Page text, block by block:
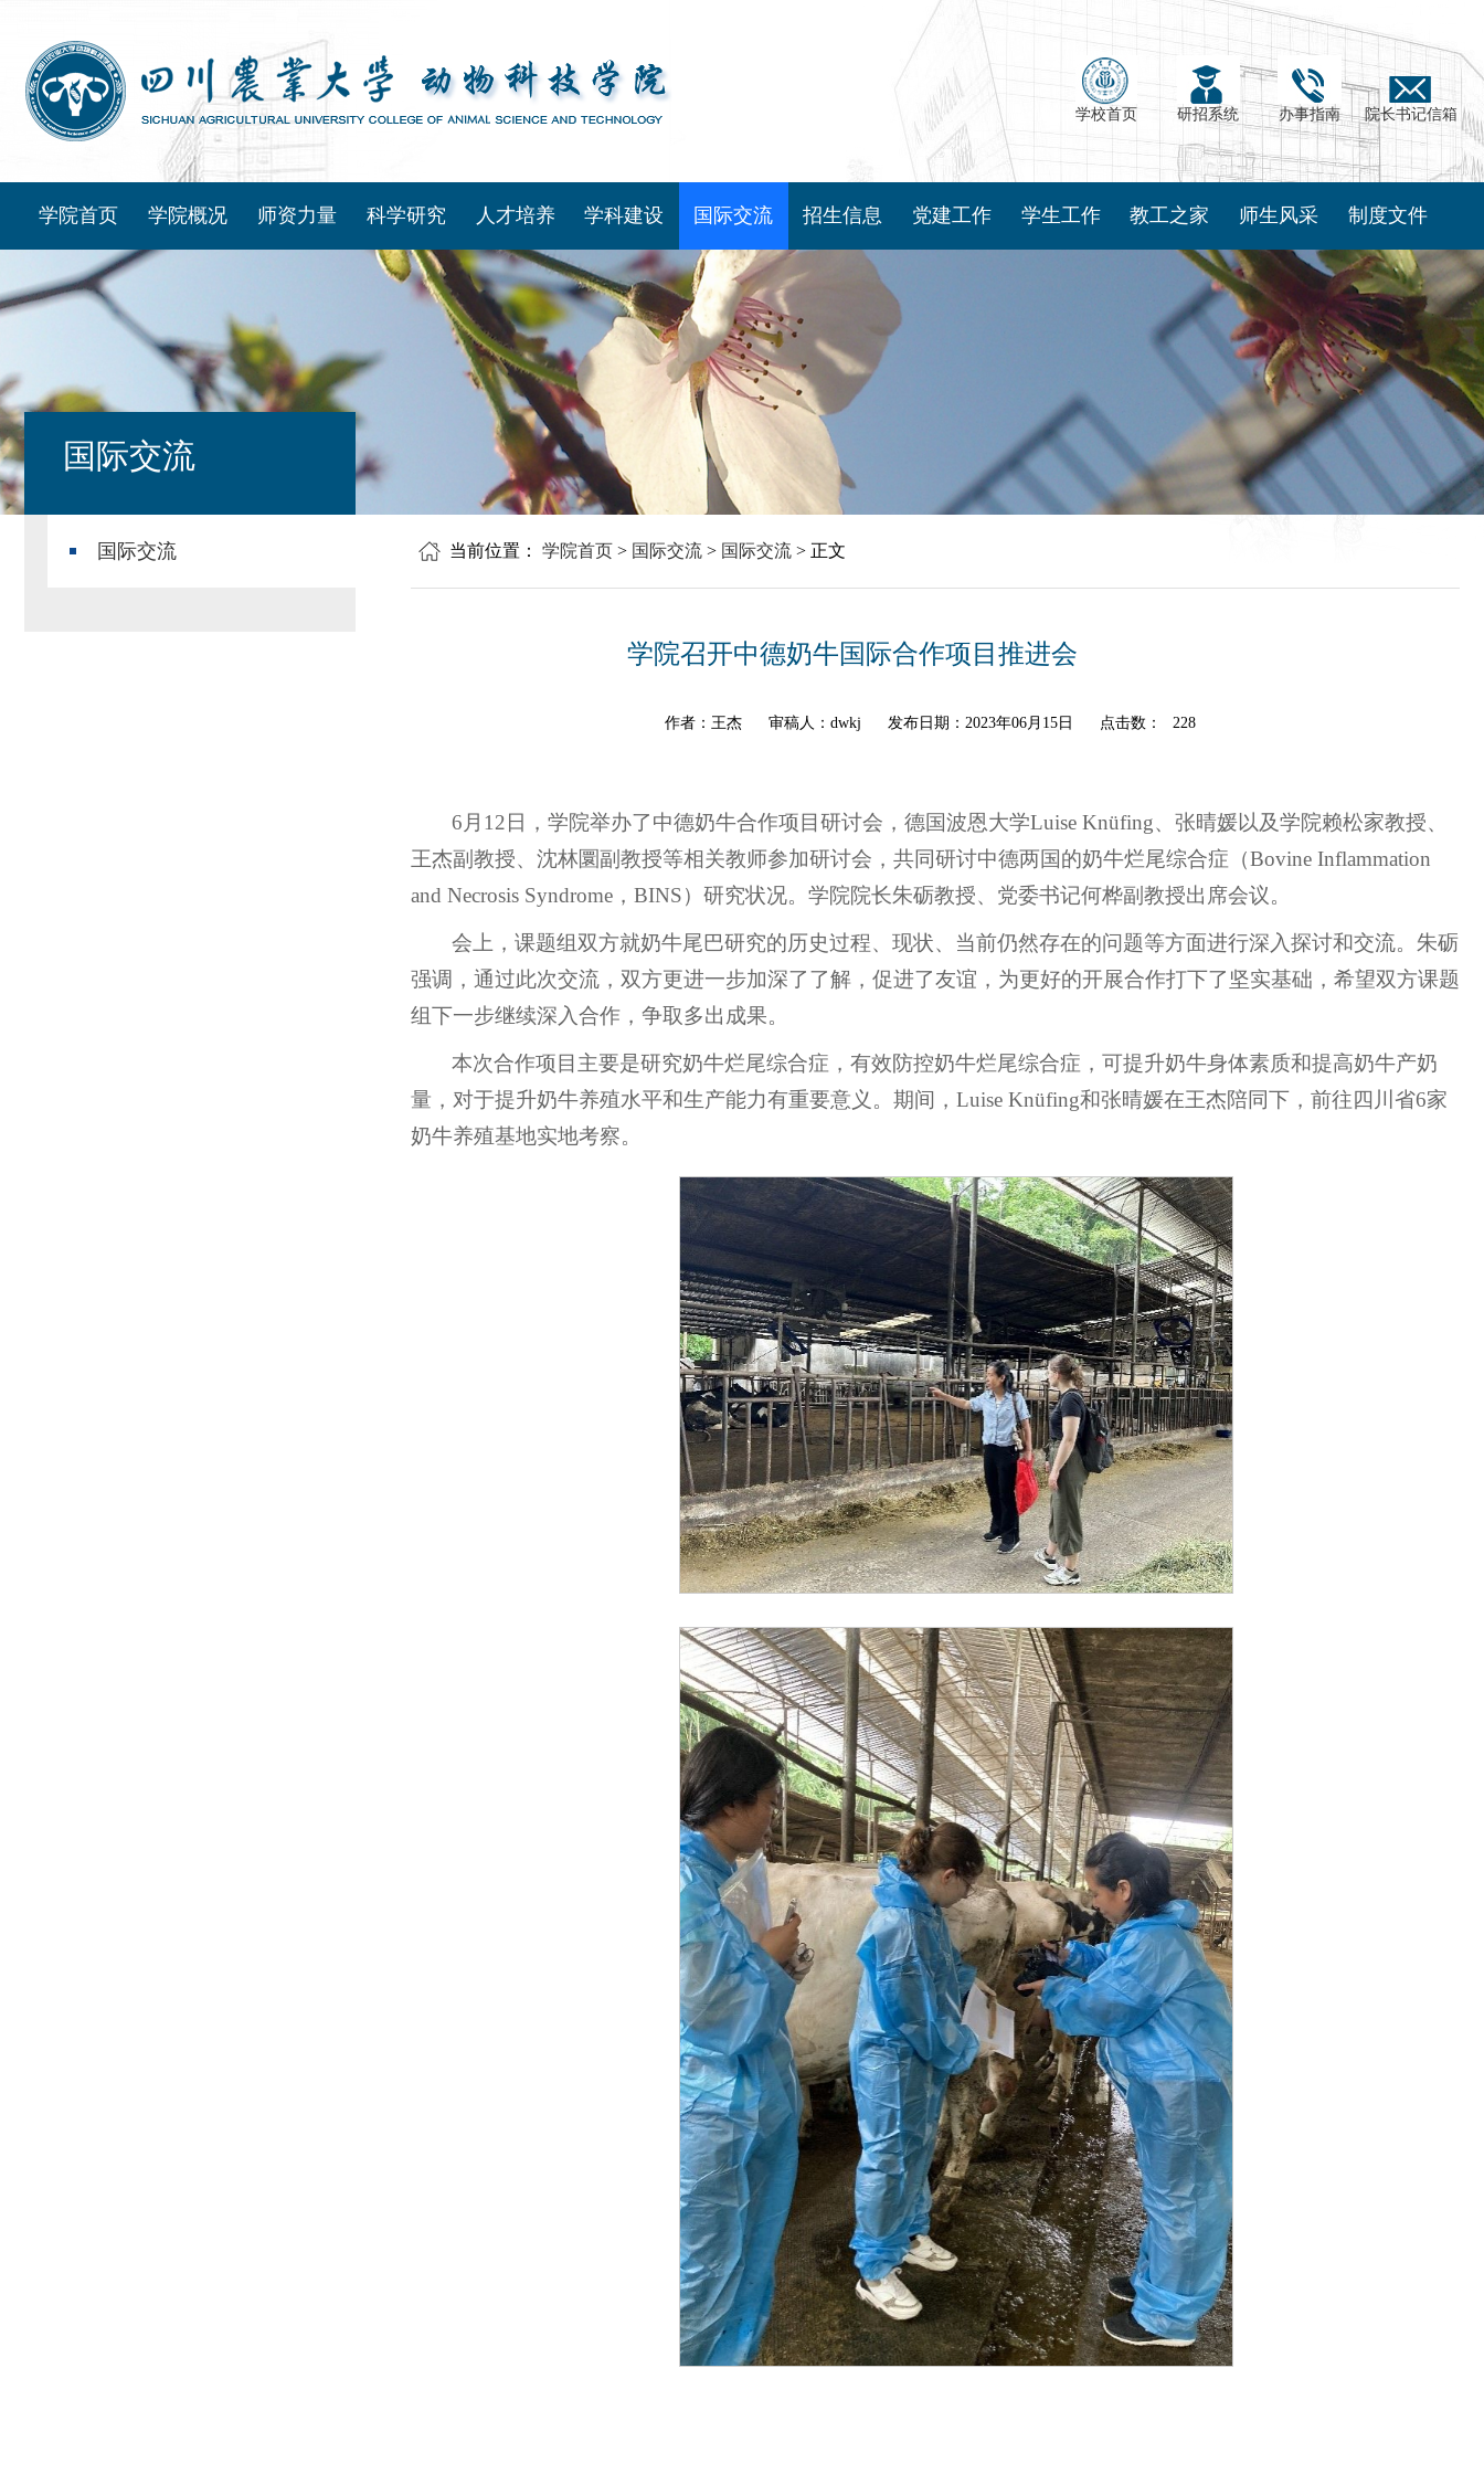
学校首页 研招系统 办事指南 院长书记信箱
学院首页 学院概况 师资力量 科学研究 人才培养 学科建设 国际交流 招生信息 党建工作 学生工作 教工之家 师生风采 制度文件
国际交流
国际交流 当前位置： 学院首页 > 国际交流 > 国际交流 > 正文
学院召开中德奶牛国际合作项目推进会
作者：王杰 审稿人：dwkj 发布日期：2023年06月15日 点击数： 228
6月12日，学院举办了中德奶牛合作项目研讨会，德国波恩大学Luise Knüfing、张晴媛以及学院赖松家教授、
王杰副教授、沈林圜副教授等相关教师参加研讨会，共同研讨中德两国的奶牛烂尾综合症（Bovine Inflammation
and Necrosis Syndrome，BINS）研究状况。学院院长朱砺教授、党委书记何桦副教授出席会议。
会上，课题组双方就奶牛尾巴研究的历史过程、现状、当前仍然存在的问题等方面进行深入探讨和交流。朱砺
强调，通过此次交流，双方更进一步加深了了解，促进了友谊，为更好的开展合作打下了坚实基础，希望双方课题
组下一步继续深入合作，争取多出成果。
本次合作项目主要是研究奶牛烂尾综合症，有效防控奶牛烂尾综合症，可提升奶牛身体素质和提高奶牛产奶
量，对于提升奶牛养殖水平和生产能力有重要意义。期间，Luise Knüfing和张晴媛在王杰陪同下，前往四川省6家
奶牛养殖基地实地考察。